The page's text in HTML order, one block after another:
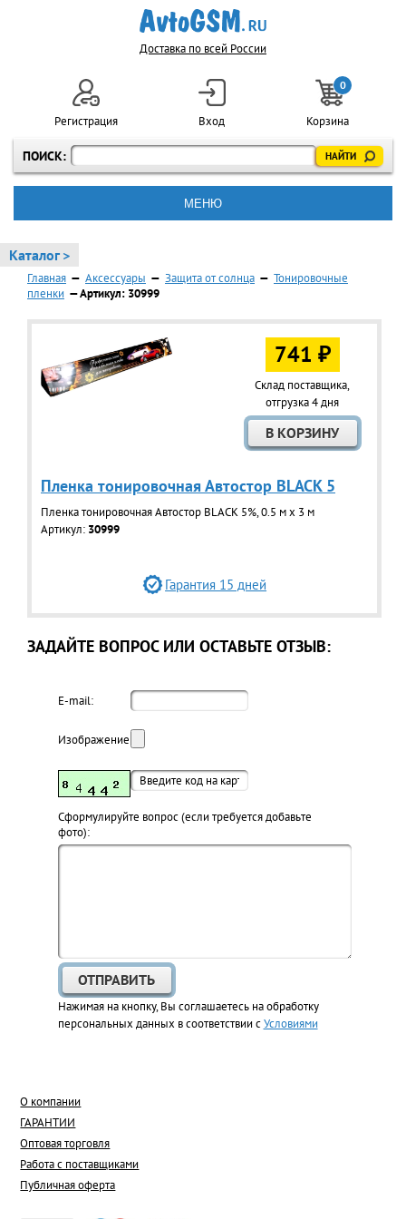
Доставка по всей России
ПОИСК:
Регистрация Вход
0
Корзина
МЕНЮ
Каталог >
Главная — Аксессуары — Защита от солнца — Тонировочные
пленки — Артикул: 30999
741 ₽
Склад поставщика,
отгрузка 4 дня
Пленка тонировочная Автостор BLACK 5
Пленка тонировочная Автостор BLACK 5%, 0.5 м х 3 м
Артикул: 30999
Гарантия 15 дней
ЗАДАЙТЕ ВОПРОС ИЛИ ОСТАВЬТЕ ОТЗЫВ:
E-mail:
Изображение:
Cформулируйте вопрос (если требуется добавьте
фото):
Нажимая на кнопку, Вы соглашаетесь на обработку
персональных данных в соответствии сУсловиями
О компании
ГАРАНТИИ
Оптовая торговля
Работа с поставщиками
Публичная оферта